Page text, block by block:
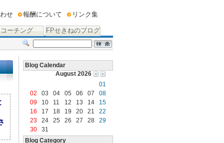
コーチング FPせきねのブログ
せ 報酬について リンク集
Blog Calendar
August 2026
01
02
03 04 05 06 07
08
09
10 11 12 13 14
15
16
17 18 19 20 21
22
23
24 25 26 27 28
29
30
31
Blog Category